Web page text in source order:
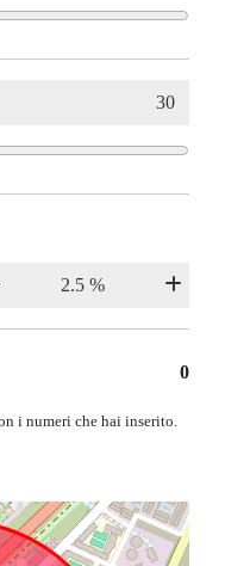
0
i numeri che hai inserito.